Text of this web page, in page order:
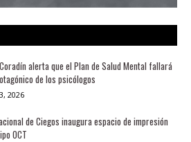
alerta que el Plan de Salud Mental fallará
de los psicólogos
2026
de Ciegos inaugura espacio de impresión
OCT